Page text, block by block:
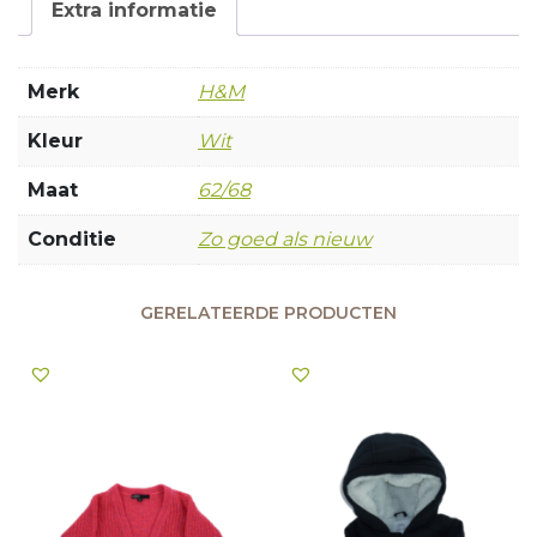
Extra informatie
Merk H&M
Kleur Wit
Maat 62/68
Conditie Zo goed als nieuw
GERELATEERDE PRODUCTEN